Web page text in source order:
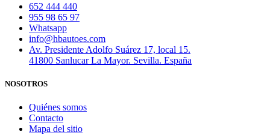
652 444 440
955 98 65 97
Whatsapp
info@hbautoes.com
Av. Presidente Adolfo Suárez 17, local 15.
41800 Sanlucar La Mayor. Sevilla. España
NOSOTROS
Quiénes somos
Contacto
Mapa del sitio